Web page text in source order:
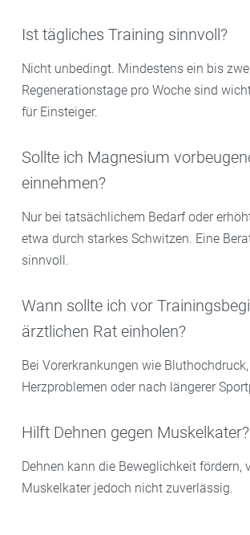
Ist tägliches Training sinnvoll?
Nicht unbedingt. Mindestens ein bis
Regenerationstage pro Woche sind
für Einsteiger.
Sollte ich Magnesium
einnehmen?
Nur bei tatsächlichem Bedarf oder
etwa durch starkes Schwitzen. Eine
sinnvoll.
Wann sollte ich vor
ärztlichen Rat einholen?
Bei Vorerkrankungen wie
Herzproblemen oder nach längerer
Hilft Dehnen gegen Muskelkater?
Dehnen kann die Beweglichkeit fördern,
Muskelkater jedoch nicht zuverlässig.